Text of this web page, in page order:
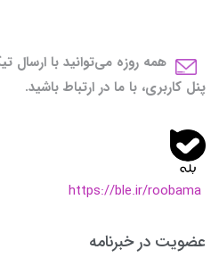
همه روزه می‌توانید با
پنل کاربری، با ما در ارتباط باشید.
https://ble.ir/roobama
عضویت در خبرنامه